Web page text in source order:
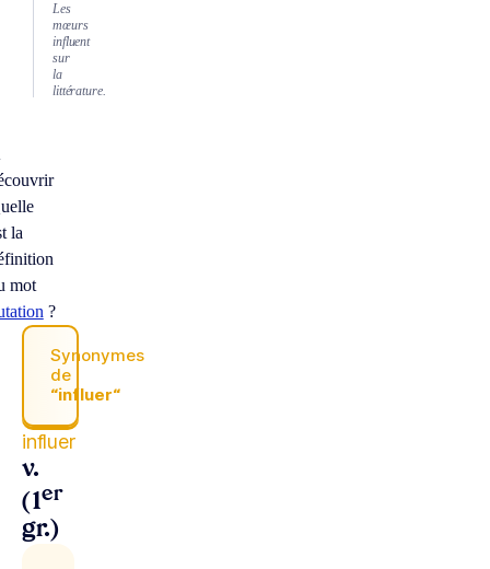
Les
mœurs
influent
sur
la
littérature.
la
mot
?
Synonymes
de
“influer“
influer
v.
(1er
gr.)